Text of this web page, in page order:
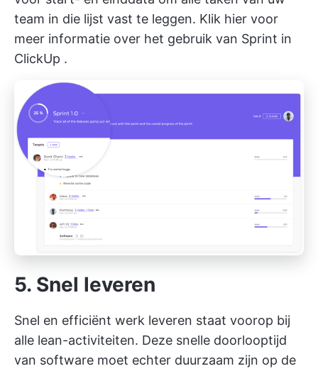
team in die lijst vast te leggen. Klik hier voor
meer informatie over het gebruik van Sprint in
ClickUp .
5. Snel leveren
Snel en efficiënt werk leveren staat voorop bij
alle lean-activiteiten. Deze snelle doorlooptijd
van software moet echter duurzaam zijn op de